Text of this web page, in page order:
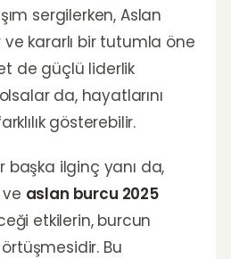
sergilerken, Aslan
kararlı bir tutumla öne
de güçlü liderlik
da, hayatlarını
gösterebilir.
başka ilginç yanı da,
ve aslan burcu 2025
etkilerin, burcun
Bu